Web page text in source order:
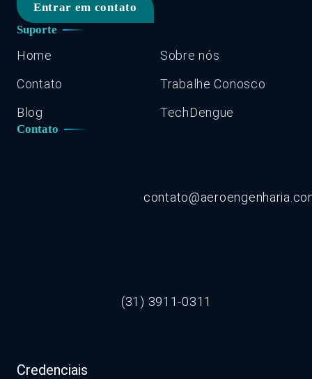
Entrar em contato
Suporte
Home
Sobre nós
Contato
Trabalhe Conosco
Blog
TechDengue
Contato
(31) 3911-0311
Credenciais